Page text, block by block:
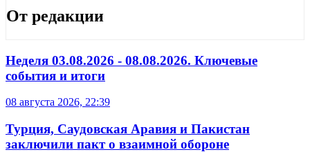
От редакции
Неделя 03.08.2026 - 08.08.2026. Ключевые
события и итоги
08 августа 2026, 22:39
Турция, Саудовская Аравия и Пакистан
заключили пакт о взаимной обороне